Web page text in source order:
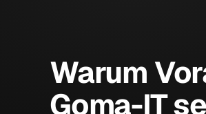
Warum
Goma-IT